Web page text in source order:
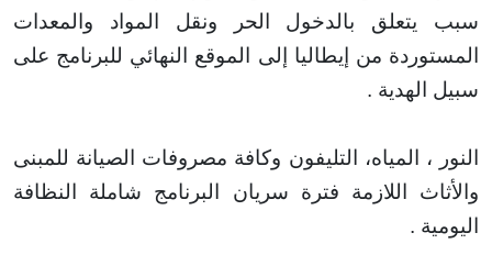
بالدخول الحر ونقل المواد والمعدات
من إيطاليا إلى الموقع النهائي للبرنامج على
.
، المياه، التليفون وكافة مصروفات الصيانة للمبنى
اللازمة فترة سريان
البرنامج شاملة النظافة
.